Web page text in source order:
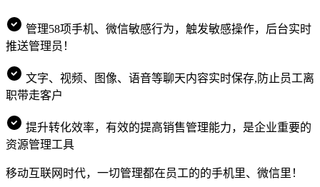
管理58项手机、微信敏感行为，触发敏感操作，后台实时
推送管理员！
文字、视频、图像、语音等聊天内容实时保存,防止员工离
职带走客户
提升转化效率，有效的提高销售管理能力，是企业重要的
资源管理工具
移动互联网时代，一切管理都在员工的的手机里、微信里！